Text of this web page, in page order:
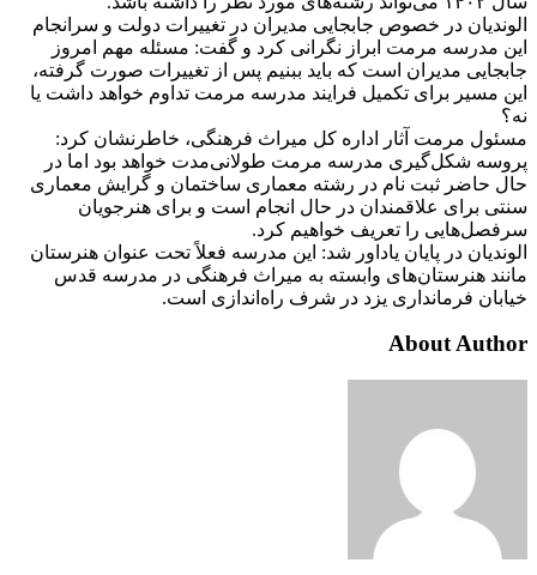
الوندیان در خصوص جابجایی مدیران در تغییرات دولت و سرانجام
این مدرسه مرمت ابراز نگرانی کرد و گفت: مسئله مهم امروز
جابجایی مدیران است که باید ببنیم پس از تغییرات صورت گرفته،
این مسیر برای تکمیل فرایند مدرسه مرمت تداوم خواهد داشت یا
نه؟
مسئول مرمت آثار اداره کل میراث فرهنگی، خاطرنشان کرد:
پروسه شکل‌گیری مدرسه مرمت طولانی‌مدت خواهد بود اما در
حال حاضر ثبت نام در رشته معماری ساختمان و گرایش معماری
سنتی برای علاقمندان در حال انجام است و برای هنرجویان
سرفصل‌هایی را تعریف خواهیم کرد.
الوندیان در پایان یاداور شد: این مدرسه فعلاً تحت عنوان هنرستان‌
مانند هنرستان‌های وابسته به میراث فرهنگی در مدرسه قدس
خیابان فرمانداری یزد در شرف راه‌اندازی است.
About Author